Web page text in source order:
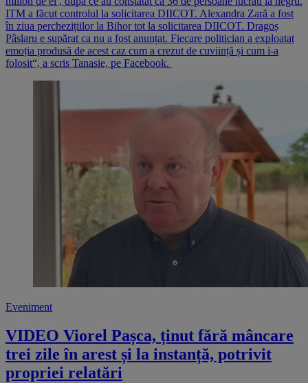
ITM a făcut controlul la solicitarea DIICOT. Alexandra Zară a fost
în ziua perchezițiilor la Bihor tot la solicitarea DIICOT. Dragoș
Pâslaru e supărat ca nu a fost anunțat. Fiecare politician a exploatat
emoția produsă de acest caz cum a crezut de cuviință și cum i-a
folosit“, a scris Tanasie, pe Facebook.
Eveniment
VIDEO Viorel Pașca, ținut fără mâncare
trei zile în arest și la instanță, potrivit
propriei relatări